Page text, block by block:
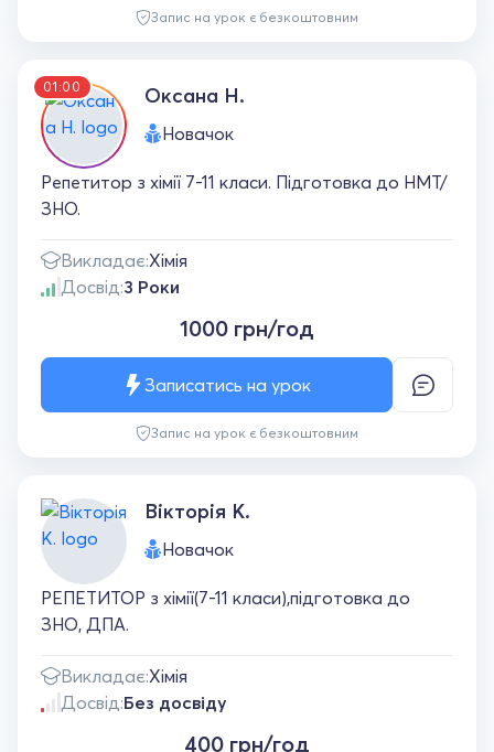
Запис на урок є безкоштовним
01:00 Оксана Н.
Новачок
Репетитор з хімії 7-11 класи. Підготовка до НМТ/
ЗНО.
Викладає:Хімія
Досвід:3 Роки
1000 грн/год
Запис на урок є безкоштовним
Записатись на урок
Вікторія К.
Новачок
РЕПЕТИТОР з хімії(7-11 класи),підготовка до
ЗНО, ДПА.
Викладає:Хімія
Досвід:Без досвіду
400 грн/год